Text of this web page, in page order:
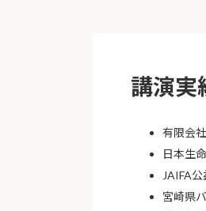
講演実
有限会
日本生
JAIFA
宮崎県